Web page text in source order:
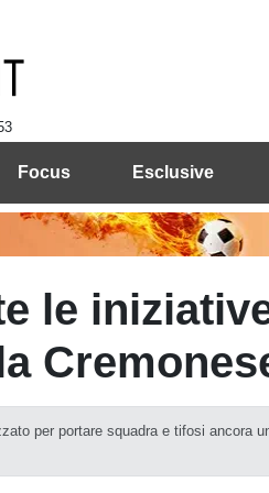
Focus Esclusive
le
per portare squadra e tifosi ancora